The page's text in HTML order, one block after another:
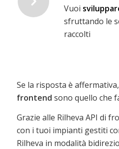
Vuoi
sfruttando le
raccolti
Se la risposta è
frontend sono quello che
Grazie alle Rilheva API di
con i tuoi impianti gestiti
Rilheva in modalità